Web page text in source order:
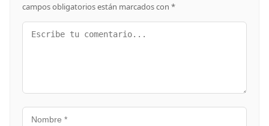
campos obligatorios están marcados con *